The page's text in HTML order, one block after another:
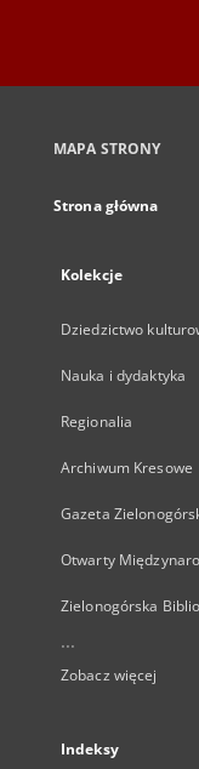
MAPA STRONY
Strona główna
Kolekcje
Dziedzictwo
Nauka i dydaktyka
Regionalia
Archiwum Kresowe
Gazeta
Otwarty
Zielonogórska
...
Zobacz więcej
Indeksy